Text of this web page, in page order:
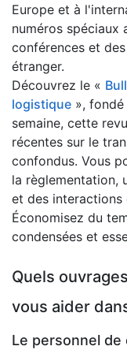
Europe et à
numéros spéciaux
conférences et
étranger.
Découvrez le «
logistique »,
semaine, cette
récentes sur le
confondus. Vous
la règlementation,
et des interactions
Économisez du
condensées et
Quels
vous aider
Le personnel